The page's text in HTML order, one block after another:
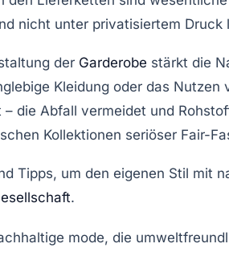
nicht unter privatisiertem
der Garderobe stärkt die
Kleidung oder das Nutzen
– die Abfall vermeidet und
Kollektionen seriöser Fair-
Tipps, um den eigenen Stil mit
.